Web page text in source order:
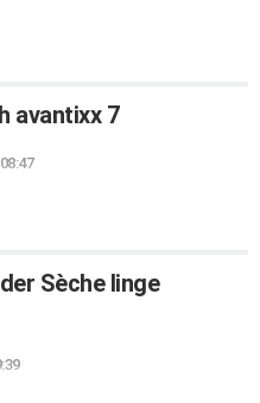
avantixx 7
Sèche linge